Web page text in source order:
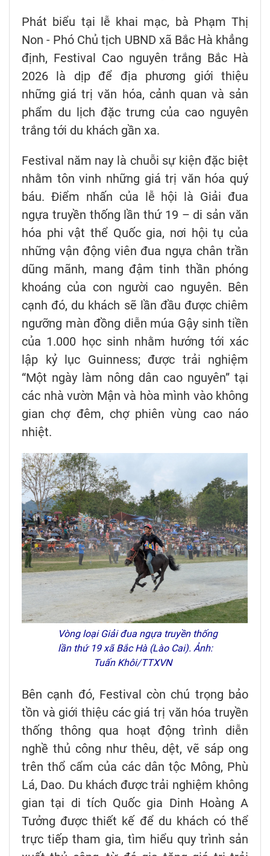
Phát biểu tại lễ khai mạc, bà Phạm Thị
Non - Phó Chủ tịch UBND xã Bắc Hà khẳng
định, Festival Cao nguyên trắng Bắc Hà
2026 là dịp để địa phương giới thiệu
những giá trị văn hóa, cảnh quan và sản
phẩm du lịch đặc trưng của cao nguyên
trắng tới du khách gần xa.
Festival năm nay là chuỗi sự kiện đặc biệt
nhằm tôn vinh những giá trị văn hóa quý
báu. Điểm nhấn của lễ hội là Giải đua
ngựa truyền thống lần thứ 19 – di sản văn
hóa phi vật thể Quốc gia, nơi hội tụ của
những vận động viên đua ngựa chân trần
dũng mãnh, mang đậm tinh thần phóng
khoáng của con người cao nguyên. Bên
cạnh đó, du khách sẽ lần đầu được chiêm
ngưỡng màn đồng diễn múa Gậy sinh tiền
của 1.000 học sinh nhằm hướng tới xác
lập kỷ lục Guinness; được trải nghiệm
“Một ngày làm nông dân cao nguyên” tại
các nhà vườn Mận và hòa mình vào không
gian chợ đêm, chợ phiên vùng cao náo
nhiệt.
Vòng loại Giải đua ngựa truyền thống
lần thứ 19 xã Bắc Hà (Lào Cai). Ảnh:
Tuấn Khôi/TTXVN
Bên cạnh đó, Festival còn chú trọng bảo
tồn và giới thiệu các giá trị văn hóa truyền
thống thông qua hoạt động trình diễn
nghề thủ công như thêu, dệt, vẽ sáp ong
trên thổ cẩm của các dân tộc Mông, Phù
Lá, Dao. Du khách được trải nghiệm không
gian tại di tích Quốc gia Dinh Hoàng A
Tưởng được thiết kế để du khách có thể
trực tiếp tham gia, tìm hiểu quy trình sản